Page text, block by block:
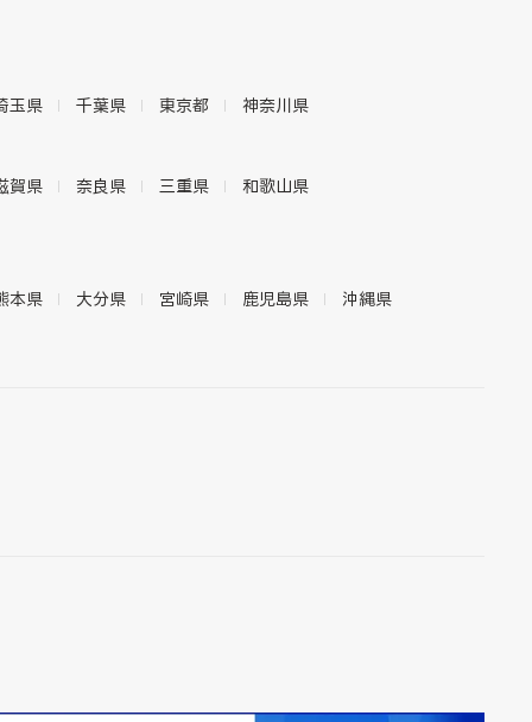
玉県 千葉県 東京都 神奈川県
賀県 奈良県 三重県 和歌山県
本県 大分県 宮崎県 鹿児島県 沖縄県